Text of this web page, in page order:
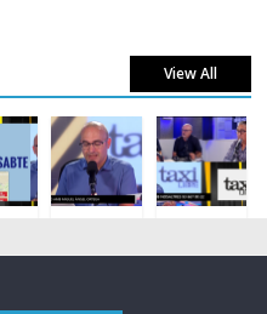
View All